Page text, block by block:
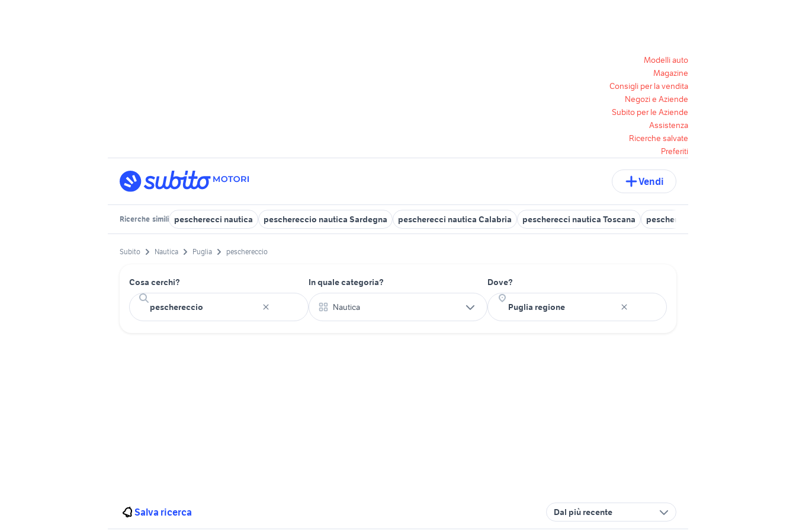
Modelli auto
Magazine
Consigli per la vendita
Negozi e Aziende
Subito per le Aziende
Assistenza
Ricerche salvate
Preferiti
Vendi
Ricerche simili pescherecci nautica peschereccio nautica Sardegna pescherecci nautica Calabria pescherecci nautica Toscana peschereccio in legno
Subito Nautica Puglia peschereccio
Cosa cerchi? In quale categoria?
Nautica
Dove?
Salva ricerca Dal più recente